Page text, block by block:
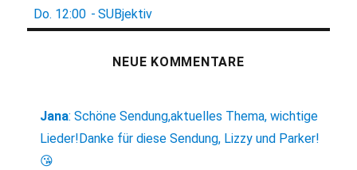
Do. 12:00 - SUBjektiv
NEUE KOMMENTARE
Jana:Schöne Sendung,aktuelles Thema, wichtige
Lieder!Danke für diese Sendung, Lizzy und Parker!
😘